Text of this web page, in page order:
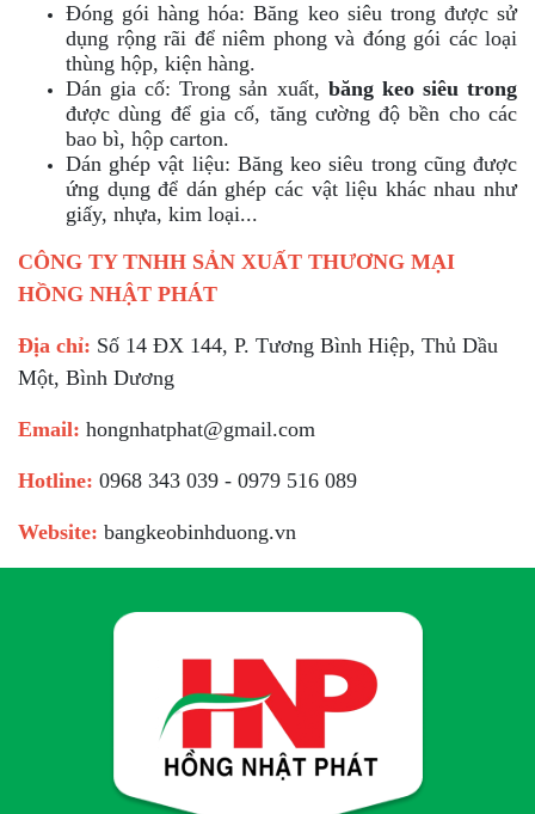
Đóng gói hàng hóa: Băng keo siêu trong được sử
dụng rộng rãi để niêm phong và đóng gói các loại
thùng hộp, kiện hàng.
Dán gia cố: Trong sản xuất, băng keo siêu trong
được dùng để gia cố, tăng cường độ bền cho các
bao bì, hộp carton.
Dán ghép vật liệu: Băng keo siêu trong cũng được
ứng dụng để dán ghép các vật liệu khác nhau như
giấy, nhựa, kim loại...
CÔNG TY TNHH SẢN XUẤT THƯƠNG MẠI
HỒNG NHẬT PHÁT
Địa chỉ: Số 14 ĐX 144, P. Tương Bình Hiệp, Thủ Dầu
Một, Bình Dương
Email: hongnhatphat@gmail.com
Hotline: 0968 343 039 - 0979 516 089
Website: bangkeobinhduong.vn